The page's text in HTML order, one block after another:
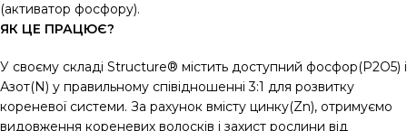
(активатор фосфору).
ЯК ЦЕ ПРАЦЮЄ?
У своєму складі Structure® містить доступний фосфор(P2O5) і
Азот(N) у правильному співідношенні 3:1 для розвитку
кореневої системи. За рахунок вмісту цинку(Zn), отримуємо
видовження кореневих волосків і захист рослини від